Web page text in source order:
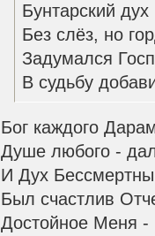
Бунтарский
Без слёз, но
Задумался
В судьбу
Бог каждого
Душе любого -
И Дух
Был счастлив
Достойное Меня -